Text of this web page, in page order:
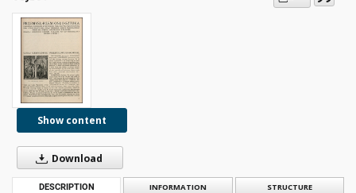
Show content
Download
DESCRIPTION INFORMATION STRUCTURE